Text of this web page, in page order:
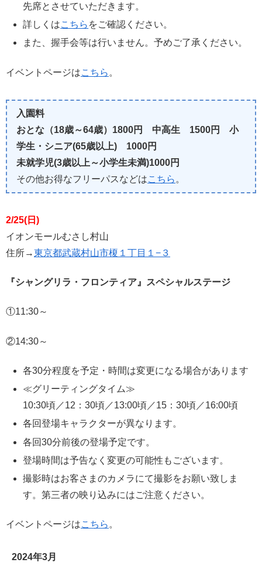
先席とさせていただきます。
詳しくはこちら をご確認ください。
また、握手会等は行いません。予めご了承ください。
イベントページはこちら 。
入園料
おとな（18歳～64歳）1800円 中高生 1500円 小
学生・シニア(65歳以上) 1000円
未就学児(3歳以上～小学生未満)1000円
その他お得なフリーパスなどはこちら 。
2/25(日)
イオンモールむさし村山
住所→東京都武蔵村山市榎１丁目１−３
『シャングリラ・フロンティア』スペシャルステージ
①11:30～
②14:30～
各30分程度を予定・時間は変更になる場合があります
≪グリーティングタイム≫
10:30頃／12：30頃／13:00頃／15：30頃／16:00頃
各回登場キャラクターが異なります。
各回30分前後の登場予定です。
登場時間は予告なく変更の可能性もございます。
撮影時はお客さまのカメラにて撮影をお願い致しま
す。第三者の映り込みにはご注意ください。
イベントページはこちら。
2024年3月